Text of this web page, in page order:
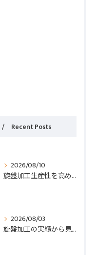
Recent Posts
2026/08/10
旋盤加工生産性を高める効率化テクニックと現場改善のポイント
2026/08/03
旋盤加工の実績から見る発注先選びと人材事情のポイントを詳しく解説